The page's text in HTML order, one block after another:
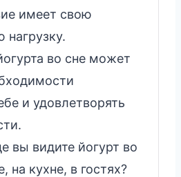
имеет свою
нагрузку.
во сне может
и удовлетворять
вы видите йогурт во
на кухне, в гостях?